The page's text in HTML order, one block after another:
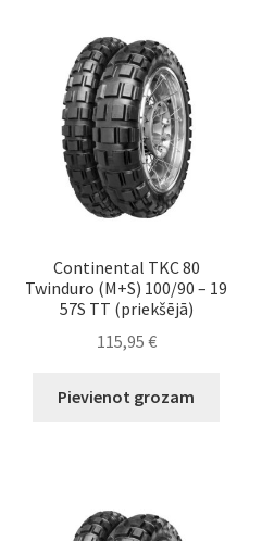
Continental TKC 80
Twinduro (M+S) 100/90 – 19
57S TT (priekšējā)
115,95 €
Pievienot grozam